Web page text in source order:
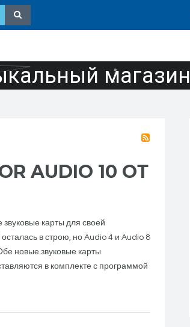
магазин
AUDIO 10 ОТ
карты для своей
в строю, но Audio 4 и Audio 8
новые звуковые карты
в комплекте с программой